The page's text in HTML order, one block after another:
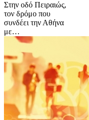
Στην οδό Πειραιώς,
τον δρόμο που
συνδέει την Αθήνα
με…